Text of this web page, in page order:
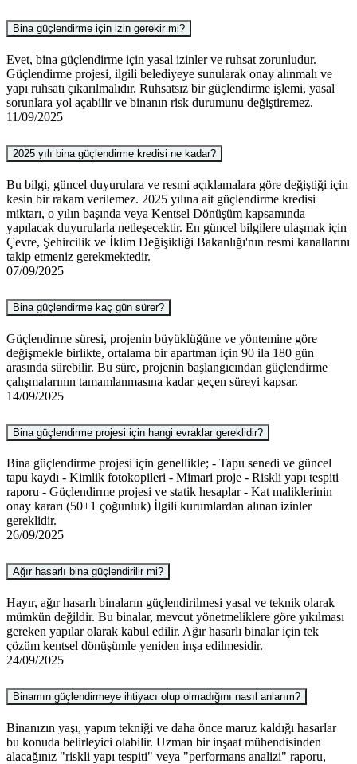
Bina güçlendirme için izin gerekir mi?
Evet, bina güçlendirme için yasal izinler ve ruhsat zorunludur.
Güçlendirme projesi, ilgili belediyeye sunularak onay alınmalı ve
yapı ruhsatı çıkarılmalıdır. Ruhsatsız bir güçlendirme işlemi, yasal
sorunlara yol açabilir ve binanın risk durumunu değiştiremez.
11/09/2025
2025 yılı bina güçlendirme kredisi ne kadar?
Bu bilgi, güncel duyurulara ve resmi açıklamalara göre değiştiği için
kesin bir rakam verilemez. 2025 yılına ait güçlendirme kredisi
miktarı, o yılın başında veya Kentsel Dönüşüm kapsamında
yapılacak duyurularla netleşecektir. En güncel bilgilere ulaşmak için
Çevre, Şehircilik ve İklim Değişikliği Bakanlığı'nın resmi kanallarını
takip etmeniz gerekmektedir.
07/09/2025
Bina güçlendirme kaç gün sürer?
Güçlendirme süresi, projenin büyüklüğüne ve yöntemine göre
değişmekle birlikte, ortalama bir apartman için 90 ila 180 gün
arasında sürebilir. Bu süre, projenin başlangıcından güçlendirme
çalışmalarının tamamlanmasına kadar geçen süreyi kapsar.
14/09/2025
Bina güçlendirme projesi için hangi evraklar gereklidir?
Bina güçlendirme projesi için genellikle; - Tapu senedi ve güncel
tapu kaydı - Kimlik fotokopileri - Mimari proje - Riskli yapı tespiti
raporu - Güçlendirme projesi ve statik hesaplar - Kat maliklerinin
onay kararı (50+1 çoğunluk) İlgili kurumlardan alınan izinler
gereklidir.
26/09/2025
Ağır hasarlı bina güçlendirilir mi?
Hayır, ağır hasarlı binaların güçlendirilmesi yasal ve teknik olarak
mümkün değildir. Bu binalar, mevcut yönetmeliklere göre yıkılması
gereken yapılar olarak kabul edilir. Ağır hasarlı binalar için tek
çözüm kentsel dönüşümle yeniden inşa edilmesidir.
24/09/2025
Binamın güçlendirmeye ihtiyacı olup olmadığını nasıl anlarım?
Binanızın yaşı, yapım tekniği ve daha önce maruz kaldığı hasarlar
bu konuda belirleyici olabilir. Uzman bir inşaat mühendisinden
alacağınız "riskli yapı tespiti" veya "performans analizi" raporu,